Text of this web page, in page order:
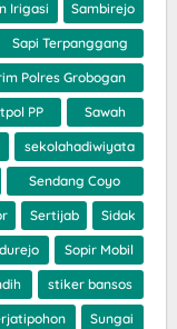
Irigasi Sambirejo
Sapi Terpanggang
Polres Grobogan
PP Sawah
sekolahadiwiyata
Sendang Coyo
Sertijab Sidak
Sopir Mobil
stiker bansos
Sungai